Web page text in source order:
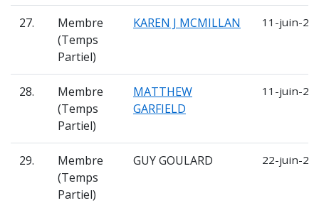
27.
Membre
(Temps
Partiel)
KAREN J MCMILLAN 11-juin-
28.
Membre
(Temps
Partiel)
MATTHEW
GARFIELD
11-juin-
29.
Membre
(Temps
Partiel)
GUY GOULARD 22-juin-